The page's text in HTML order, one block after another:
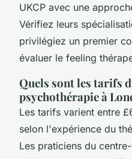
UKCP avec une
Vérifiez leurs
privilégiez un premier
évaluer le feeling
Quels sont les tarifs
psychothérapie à
Les tarifs varient entre
selon l'expérience du
Les praticiens du